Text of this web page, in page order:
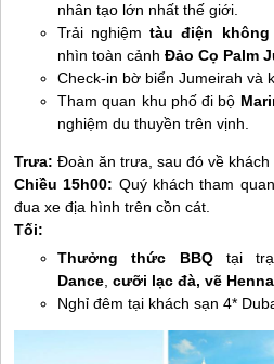
nhân tạo lớn nhất thế giới.
Trải nghiệmtàu điện
nhìn toàn cảnhĐảo Cọ Palm
Check-in bờ biển Jumeirah và
Tham quan khu phố đi bộ
nghiệm du thuyền trên vịnh.
Trưa: Đoàn ăn trưa, sau đó về khách
Chiều 15h00: Quý khách tham quan
đua xe địa hình trên cồn cát.
Tối:
Thưởng thức BBQ tại
Dance,cưỡi lạc đà, vẽ
Nghỉ đêm tại khách sạn 4*